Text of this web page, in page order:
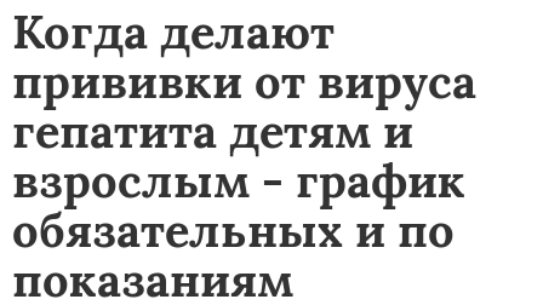
Когда делают
прививки от вируса
гепатита детям и
взрослым - график
обязательных и по
показаниям